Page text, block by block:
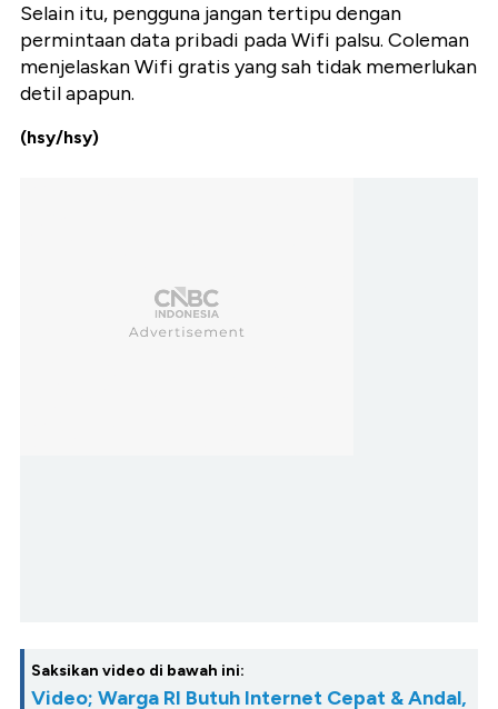
Selain itu, pengguna jangan tertipu dengan
permintaan data pribadi pada Wifi palsu. Coleman
menjelaskan Wifi gratis yang sah tidak memerlukan
detil apapun.
(hsy/hsy)
Saksikan video di bawah ini:
Video; Warga RI Butuh Internet Cepat & Andal,